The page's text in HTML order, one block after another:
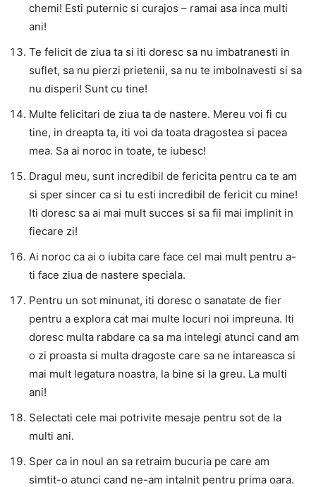
chemi! Esti puternic si curajos – ramai asa inca multi
ani!
Te felicit de ziua ta si iti doresc sa nu imbatranesti in
suflet, sa nu pierzi prietenii, sa nu te imbolnavesti si sa
nu disperi! Sunt cu tine!
Multe felicitari de ziua ta de nastere. Mereu voi fi cu
tine, in dreapta ta, iti voi da toata dragostea si pacea
mea. Sa ai noroc in toate, te iubesc!
Dragul meu, sunt incredibil de fericita pentru ca te am
si sper sincer ca si tu esti incredibil de fericit cu mine!
Iti doresc sa ai mai mult succes si sa fii mai implinit in
fiecare zi!
Ai noroc ca ai o iubita care face cel mai mult pentru a-
ti face ziua de nastere speciala.
Pentru un sot minunat, iti doresc o sanatate de fier
pentru a explora cat mai multe locuri noi impreuna. Iti
doresc multa rabdare ca sa ma intelegi atunci cand am
o zi proasta si multa dragoste care sa ne intareasca si
mai mult legatura noastra, la bine si la greu. La multi
ani!
Selectati cele mai potrivite mesaje pentru sot de la
multi ani.
Sper ca in noul an sa retraim bucuria pe care am
simtit-o atunci cand ne-am intalnit pentru prima oara.